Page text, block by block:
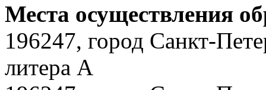
Места осуществления
196247, город Санкт-
литера А